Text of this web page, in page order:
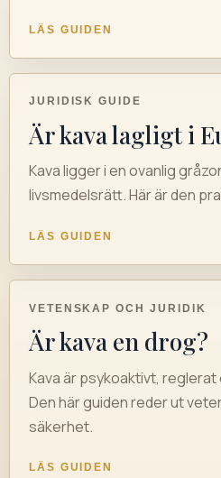
LÄS GUIDEN
JURIDISK GUIDE
Är kava lagligt i
Kava ligger i en ovanlig
livsmedelsrätt. Här är den
LÄS GUIDEN
VETENSKAP OCH JURIDIK
Är kava en drog?
Kava är psykoaktivt,
Den här guiden reder ut
säkerhet.
LÄS GUIDEN